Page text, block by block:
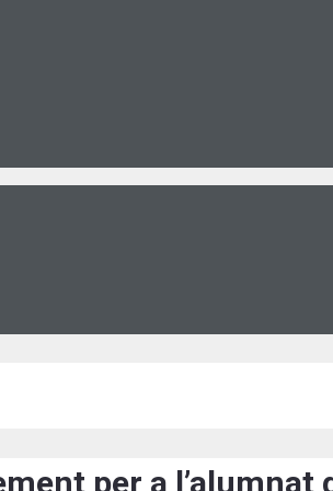
per a l’alumnat